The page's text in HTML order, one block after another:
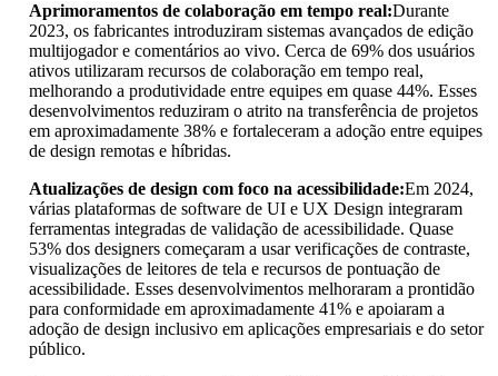
Aprimoramentos de colaboração em tempo real:Durante
2023, os fabricantes introduziram sistemas avançados de edição
multijogador e comentários ao vivo. Cerca de 69% dos usuários
ativos utilizaram recursos de colaboração em tempo real,
melhorando a produtividade entre equipes em quase 44%. Esses
desenvolvimentos reduziram o atrito na transferência de projetos
em aproximadamente 38% e fortaleceram a adoção entre equipes
de design remotas e híbridas.
Atualizações de design com foco na acessibilidade:Em 2024,
várias plataformas de software de UI e UX Design integraram
ferramentas integradas de validação de acessibilidade. Quase
53% dos designers começaram a usar verificações de contraste,
visualizações de leitores de tela e recursos de pontuação de
acessibilidade. Esses desenvolvimentos melhoraram a prontidão
para conformidade em aproximadamente 41% e apoiaram a
adoção de design inclusivo em aplicações empresariais e do setor
público.